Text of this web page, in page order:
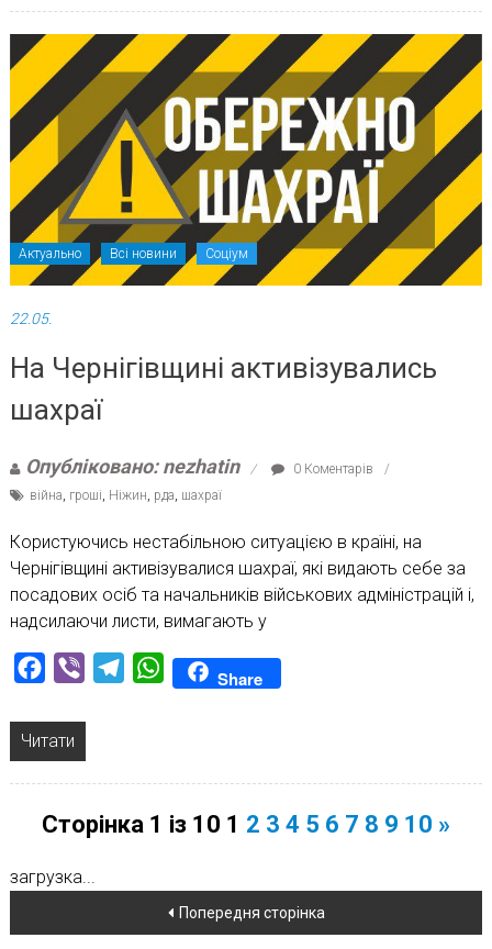
Актуально Всі новини Соціум
22.05.
На Чернігівщині активізувались
шахраї
Опубліковано: nezhatin
0 Коментарів
війна, гроші, Ніжин, рда, шахраї
Користуючись нестабільною ситуацією в країні, на
Чернігівщині активізувалися шахраї, які видають себе за
посадових осіб та начальників військових адміністрацій і,
надсилаючи листи, вимагають у
Facebook
Viber TelegramWhatsAppShare
Читати
Сторінка 1 із 10 1 2 3 4 5 6 7 8 9 10 »
загрузка...
Попередня сторінка